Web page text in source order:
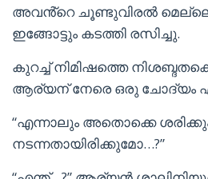
അവൻ്റെ ചൂണ്ടുവിരൽ
ഇങ്ങോട്ടും കടത്തി രസിച്ചു.
കുറച്ച് നിമിഷത്തെ
ആര്യന് നേരെ ഒരു ചോദ്യം
“എന്നാലും അതൊക്കെ
നടന്നതായിരിക്കുമോ…?”